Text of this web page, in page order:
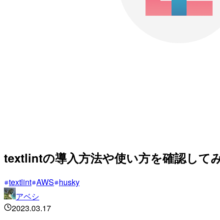
textlintの導入方法や使い方を確認して
textlint AWS husky
アベシ
2023.03.17